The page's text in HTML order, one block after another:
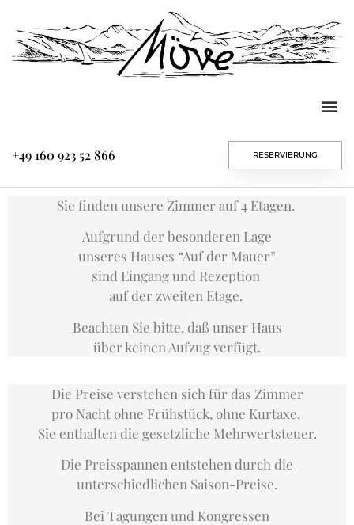
+49 160 923 52 866 RESERVIERUNG
Sie finden unsere Zimmer auf 4 Etagen.
Aufgrund der besonderen Lage
unseres Hauses “Auf der Mauer”
sind Eingang und Rezeption
auf der zweiten Etage.
Beachten Sie bitte, daß unser Haus
über keinen Aufzugverfügt.
Die Preise verstehen sich für das Zimmer
pro Nacht ohne Frühstück, ohne Kurtaxe.
Sie enthalten die gesetzliche Mehrwertsteuer.
Die Preisspannen entstehen durch die
unterschiedlichen Saison-Preise.
Bei Tagungen und Kongressen